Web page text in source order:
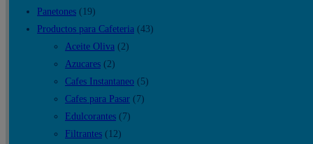
Panetones (19)
Productos para Cafeteria (43)
Aceite Oliva (2)
Azucares (2)
Cafes Instantaneo (5)
Cafes para Pasar (7)
Edulcorantes (7)
Filtrantes (12)